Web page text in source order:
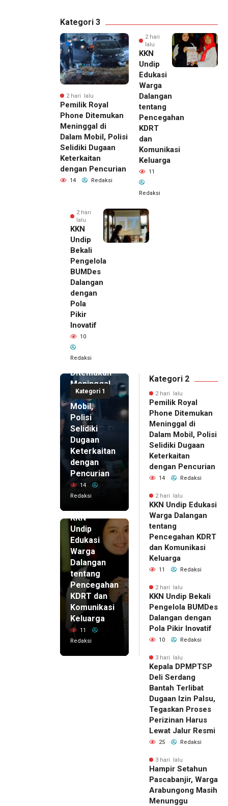
Kategori 3
2 hari lalu
Pemilik Royal
Phone Ditemukan
Meninggal di
Dalam Mobil, Polisi
Selidiki Dugaan
Keterkaitan
dengan Pencurian
14 Redaksi
2 hari
lalu
KKN
Undip
Edukasi
Warga
Dalangan
tentang
Pencegahan
KDRT
dan
Komunikasi
Keluarga
11
Redaksi
2 hari
lalu
KKN
Undip
Bekali
Pengelola
BUMDes
Dalangan
dengan
Pola
Pikir
Inovatif
10
Redaksi
Kategori 1
2 hari lalu
Pemilik
Royal
Phone
Ditemukan
Meninggal
di Dalam
Mobil,
Polisi
Selidiki
Dugaan
Keterkaitan
dengan
Pencurian
14
Redaksi
KKN
Undip
Edukasi
Warga
Dalangan
tentang
Pencegahan
KDRT dan
Komunikasi
Keluarga
11
Redaksi
Kategori 2
2 hari lalu
Pemilik Royal
Phone Ditemukan
Meninggal di
Dalam Mobil, Polisi
Selidiki Dugaan
Keterkaitan
dengan Pencurian
14 Redaksi
2 hari lalu
KKN Undip Edukasi
Warga Dalangan
tentang
Pencegahan KDRT
dan Komunikasi
Keluarga
11 Redaksi
2 hari lalu
KKN Undip Bekali
Pengelola BUMDes
Dalangan dengan
Pola Pikir Inovatif
10 Redaksi
3 hari lalu
Kepala DPMPTSP
Deli Serdang
Bantah Terlibat
Dugaan Izin Palsu,
Tegaskan Proses
Perizinan Harus
Lewat Jalur Resmi
25 Redaksi
3 hari lalu
Hampir Setahun
Pascabanjir, Warga
Arabungong Masih
Menunggu